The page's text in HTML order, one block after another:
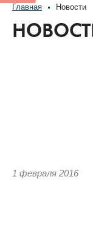
Главная Новости
1 февраля 2016